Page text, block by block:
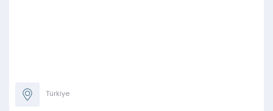
Türkiye